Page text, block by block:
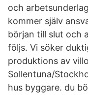
och
kommer själv
början till slut och
följs. Vi söker
produktions av
Sollentuna/
hus byggare. du